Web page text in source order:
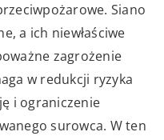
Siano
a ich niewłaściwe
zagrożenie
w redukcji ryzyka
i ograniczenie
surowca. W ten